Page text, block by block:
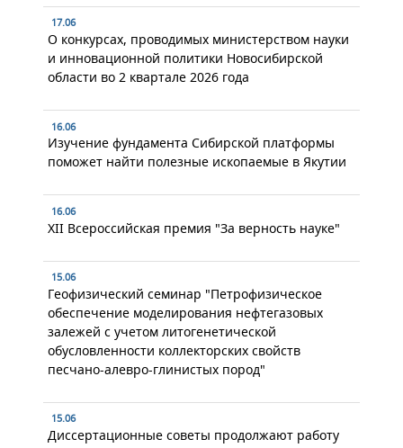
17.06
О конкурсах, проводимых министерством науки
и инновационной политики Новосибирской
области во 2 квартале 2026 года
16.06
Изучение фундамента Сибирской платформы
поможет найти полезные ископаемые в Якутии
16.06
XII Всероссийская премия "За верность науке"
15.06
Геофизический семинар "Петрофизическое
обеспечение моделирования нефтегазовых
залежей с учетом литогенетической
обусловленности коллекторских свойств
песчано-алевро-глинистых пород"
15.06
Диссертационные советы продолжают работу